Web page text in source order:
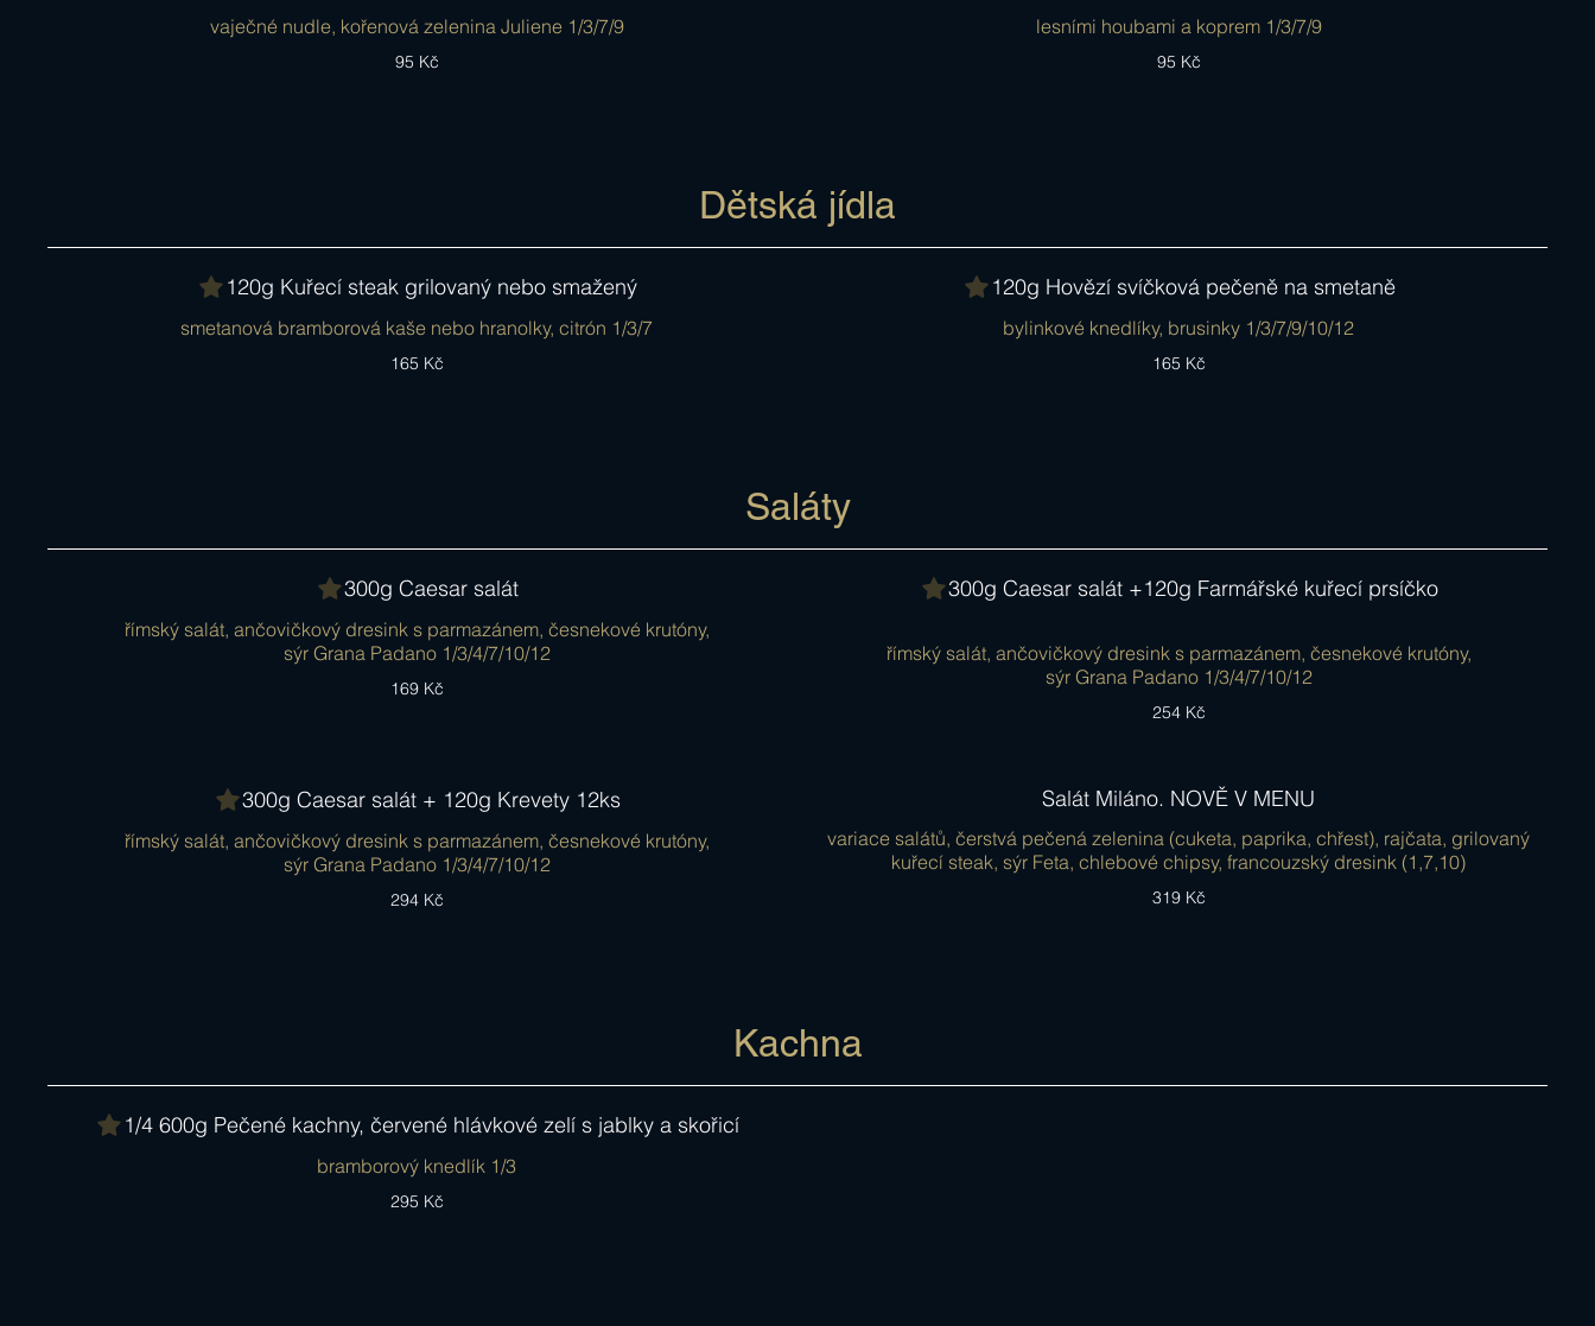
vaječné nudle, kořenová zelenina Juliene 1/3/7/9
95 Kč
lesními houbami a koprem 1/3/7 /9
95 Kč
Dětská jídla
120g Kuřecí steak grilovaný nebo smažený
smetanová bramborová kaše nebo hranolky, citrón 1/3/7
165 Kč
120g Hovězí svíčková pečeně na smetaně
bylinkové knedlíky, brusinky 1/3/7/9/10/12
165 Kč
Saláty
300g Caesar salát
římský salát, ančovičkový dresink s parmazánem, česnekové krutóny,
sýr Grana Padano 1/3/4/7/10/12
169 Kč
300g Caesar salát +120g Farmářské kuřecí prsíčko
římský salát, ančovičkový dresink s parmazánem, česnekové krutóny,
sýr Grana Padano 1/3/4/7/10/12
254 Kč
300g Caesar salát + 120g Krevety 12ks
římský salát, ančovičkový dresink s parmazánem, česnekové krutóny,
sýr Grana Padano 1/3/4/7/10/12
294 Kč
Salát Miláno. NOVĚ V MENU
variace salátů, čerstvá pečená zelenina (cuketa, paprika, chřest), rajčata, grilovaný
kuřecí steak, sýr Feta, chlebové chipsy, francouzský dresink (1,7,10)
319 Kč
Kachna
1/4 600g Pečené kachny, červené hlávkové zelí s jablky a skořicí
bramborový knedlík 1/3
295 Kč